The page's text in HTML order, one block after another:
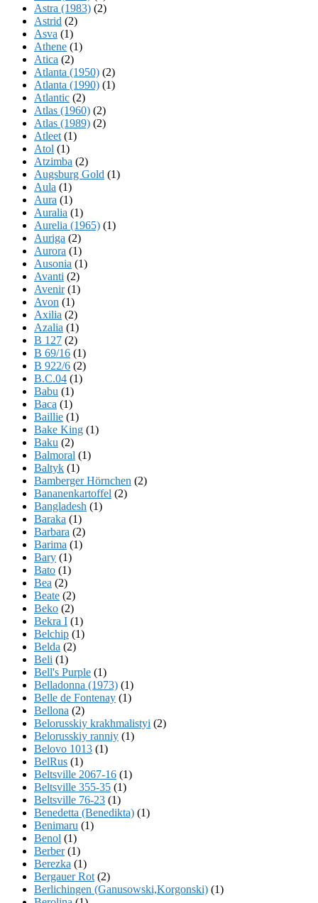
Astra (1983) (2)
Astrid (2)
Asva (1)
Athene (1)
Atica (2)
Atlanta (1950) (2)
Atlanta (1990) (1)
Atlantic (2)
Atlas (1960) (2)
Atlas (1989) (2)
Atleet (1)
Atol (1)
Atzimba (2)
Augsburg Gold (1)
Aula (1)
Aura (1)
Auralia (1)
Aurelia (1965) (1)
Auriga (2)
Aurora (1)
Ausonia (1)
Avanti (2)
Avenir(1)
Avon (1)
Axilia (2)
Azalia (1)
B 127 (2)
B 69/16 (1)
B 922/6 (2)
B.C.04 (1)
Babu (1)
Baca (1)
Baillie (1)
Bake King (1)
Baku (2)
Balmoral (1)
Baltyk (1)
Bamberger Hörnchen (2)
Bananenkartoffel (2)
Bangladesh (1)
Baraka (1)
Barbara (2)
Barima (1)
Bary (1)
Bato (1)
Bea (2)
Beate (2)
Beko (2)
Bekra I (1)
Belchip (1)
Belda (2)
Beli (1)
Bell's Purple (1)
Belladonna (1973) (1)
Belle de Fontenay (1)
Bellona (2)
Belorusskiy krakhmalistyi (2)
Belorusskiy ranniy (1)
Belovo 1013 (1)
BelRus (1)
Beltsville 2067-16 (1)
Beltsville 355-35 (1)
Beltsville 76-23 (1)
Benedetta (Benedikta) (1)
Benimaru (1)
Benol (1)
Berber(1)
Berezka (1)
Bergauer Rot (2)
Berlichingen (Ganusowski,Korgonski) (1)